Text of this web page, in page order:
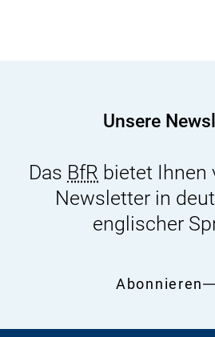
Unsere
Das BfR bietet Ihnen
Newsletter in
englischer
Abonnieren